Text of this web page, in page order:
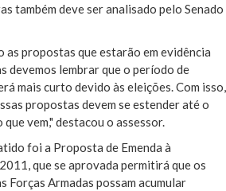
também deve ser analisado pelo Senado
as propostas que estarão em evidência
devemos lembrar que o período de
mais curto devido às eleições. Com isso,
propostas devem se estender até o
vem," destacou o assessor.
foi a Proposta de Emenda à
que se aprovada permitirá que os
Forças Armadas possam acumular